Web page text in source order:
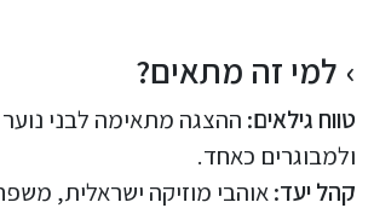
למי זה מתאים?
טווח גילאים:
ולמבוגרים כאחד.
קהל יעד:אוהבי מוזיקה ישראלית,